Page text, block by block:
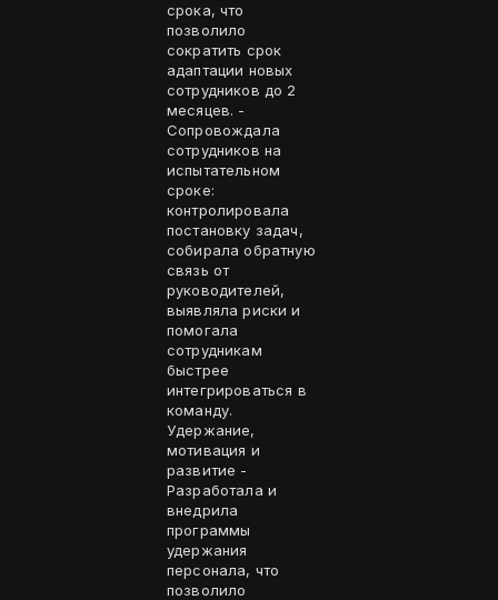
срока, что
позволило
сократить срок
адаптации новых
сотрудников до 2
месяцев. -
Сопровождала
сотрудников на
испытательном
сроке:
контролировала
постановку задач,
собирала обратную
связь от
руководителей,
выявляла риски и
помогала
сотрудникам
быстрее
интегрироваться в
команду.
Удержание,
мотивация и
развитие -
Разработала и
внедрила
программы
удержания
персонала, что
позволило